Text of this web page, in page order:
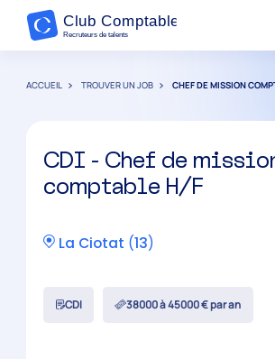
ACCUEIL TROUVER UN JOB CHEF DE MISSION
CDI - Chef de
comptable H/F
La Ciotat (13)
CDI 38000 à 45000 € par an